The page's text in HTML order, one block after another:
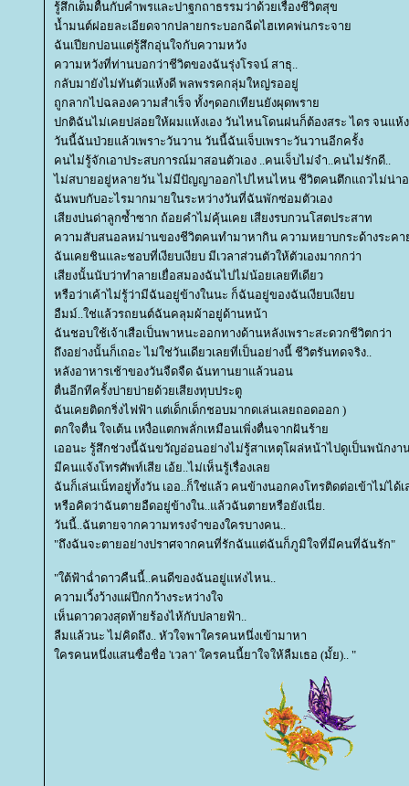
รู้สึกเต็มตื้นกับคำพรและปาฐกถาธรรมว่าด้วยเรื่องชีวิตสุข
น้ำมนต์ฝอยละเอียดจากปลายกระบอกฉีดไฮเทคพ่นกระจา
ฉันเปียกปอนแต่รู้สึกอุ่นใจกับความหวัง
ความหวังที่ท่านบอกว่าชีวิตของฉันรุ่งโรจน์ สาธุ..
กลับมายังไม่ทันตัวแห้งดี พลพรรคกลุ่มใหญ่รออยู่
ถูกลากไปฉลองความสำเร็จ ทั้งๆดอกเทียนยังผุดพรา
ปกติฉันไม่เคยปล่อยให้ผมแห้งเอง วันไหนโดนฝนก็ต้องสระ ไดร จนแห้
วันนี้ฉันป่วยแล้วเพราะวันวาน วันนี้ฉันเจ็บเพราะวันวานอีกครั้ง
คนไม่รู้จักเอาประสบการณ์มาสอนตัวเอง ..คนเจ็บไม่จำ..คนไม่รักดี..
ไม่สบายอยู่หลายวัน ไม่มีปัญญาออกไปไหนไหน ชีวิตคนตึกแถวไม่น่าอ
ฉันพบกับอะไรมากมายในระหว่างวันที่ฉันพักซ่อมตัวเอง
เสียงบ่นด่าลูกซ้ำซาก ถ้อยคำไม่คุ้นเคย เสียงรบกวนโสตประสาท
ความสับสนอลหม่านของชีวิตคนทำมาหากิน ความหยาบกระด้างระคา
ฉันเคยชินและชอบที่เงียบเงียบ มีเวลาส่วนตัวให้ตัวเองมากกว่า
เสียงนั้นนับว่าทำลายเยื่อสมองฉันไปไม่น้อยเลยทีเดียว
หรือว่าเค้าไม่รู้ว่ามีฉันอยู่ข้างในนะ ก็ฉันอยู่ของฉันเงียบเงียบ
อืมม์..ใช่แล้วรถยนต์ฉันคลุมผ้าอยู่ด้านหน้า
ฉันชอบใช้เจ้าเสือเป็นพาหนะออกทางด้านหลังเพราะสะดวกชีวิตกว่า
ถึงอย่างนั้นก็เถอะ ไม่ใช่วันเดียวเลยที่เป็นอย่างนี้ ชีวิตรันทดจริง..
หลังอาหารเช้าของวันจืดจืด ฉันทานยาแล้วนอน
ตื่นอีกทีครั้งบ่ายบ่ายด้วยเสียงทุบประตู
ฉันเคยติดกริ่งไฟฟ้า แต่เด็กเด็กชอบมากดเล่นเลยถอดออก )
ตกใจตื่น ใจเต้น เหงื่อแตกพลั่กเหมือนเพิ่งตื่นจากฝันร้า
เออนะ รู้สึกช่วงนี้ฉันขวัญอ่อนอย่างไม่รู้สาเหตุโผล่หน้าไปดูเป็นพนักงา
มีคนแจ้งโทรศัพท์เสีย เอ้ย..ไม่เห็นรู้เรื่องเล
ฉันก็เล่นเน็ทอยู่ทั้งวัน เออ..ก็ใช่แล้ว คนข้างนอกคงโทรติดต่อเข้าไม่ได้เ
หรือคิดว่าฉันตายอืดอยู่ข้างใน..แล้วฉันตายหรือยังเนี่ย.
วันนี้..ฉันตายจากความทรงจำของใครบางคน..
"ถึงฉันจะตายอย่างปราศจากคนที่รักฉันแต่ฉันก็ภูมิใจที่มีคนที่ฉันรัก"
"ใต้ฟ้าฉ่ำดาวคืนนี้..คนดีของฉันอยู่แห่งไหน..
ความเวิ้งว้างแผ่ปีกกว้างระหว่างใจ
เห็นดาวดวงสุดท้ายร้องไห้กับปลายฟ้า..
ลืมแล้วนะ ไม่คิดถึง.. หัวใจพาใครคนหนึ่งเข้ามาหา
ครคนหนึ่งแสนซื่อชื่อ 'เวลา' ใครคนนี้ยาใจให้ลืมเธอ (มั้ย).. "